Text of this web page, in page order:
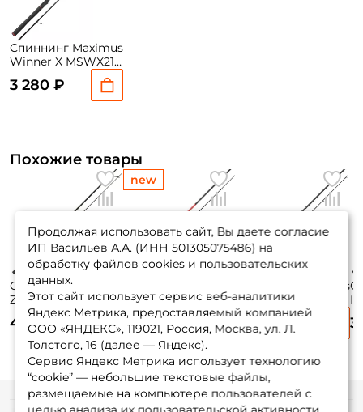
Спиннинг Maximus
Winner X MSWX21L
3 280 ₽
Похожие товары
Спиннинг Maximus
Zircon 210см. 3-
15гр. 109гр. fast /
MSZI21L
4 525 ₽
new
Gamora NEW
213см. 0,5-7гр. /
GMS-702UL
4 130 ₽
Спиннинг Maximus
Indigo 210см. 3-
15гр. 115гр. fast /
MSIN21L
3 165 ₽ 3
Продолжая использовать сайт, Вы даете согласие
ИП Васильев А.А. (ИНН 501305075486) на
обработку файлов cookies и пользовательских
данных.
Этот сайт использует сервис веб-аналитики
Яндекс Метрика, предоставляемый компанией
ООО «ЯНДЕКС», 119021, Россия, Москва, ул. Л.
Толстого, 16 (далее — Яндекс).
Сервис Яндекс Метрика использует технологию
“cookie” — небольшие текстовые файлы,
размещаемые на компьютере пользователей с